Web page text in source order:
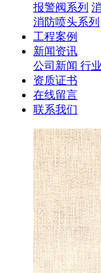
报警阀系列
消防喷头系列
工程案例
新闻资讯
公司新闻 行
资质证书
在线留言
联系我们